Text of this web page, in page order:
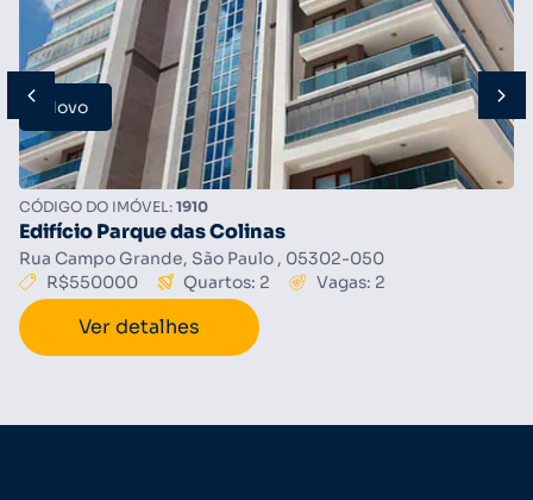
Novo
CÓDIGO DO IMÓVEL: 1910
Edifício Parque das Colinas
Rua Campo Grande, São Paulo , 05302-050
R$550000
Quartos: 2 Vagas: 2
Ver detalhes